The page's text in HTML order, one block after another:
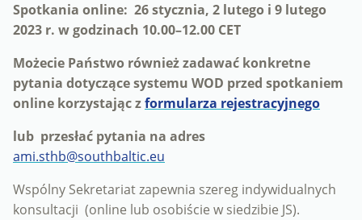
Spotkania online: 26 stycznia, 2 lutego i 9 lutego
2023 r. w godzinach 10.00–12.00 CET
Możecie Państwo również zadawać konkretne
pytania dotyczące systemu WOD przed spotkaniem
online korzystając zformularza rejestracyjnego
lub przesłać pytania na adres
ami.sthb@southbaltic.eu
Wspólny Sekretariat zapewnia szereg indywidualnych
konsultacji (online lub osobiście w siedzibie JS).